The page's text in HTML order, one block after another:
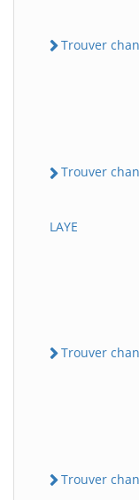
Trouver
Trouver
LAYE
Trouver
Trouver